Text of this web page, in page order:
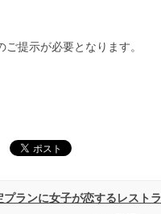
提示が必要となります。
プランに女子が恋するレストラ